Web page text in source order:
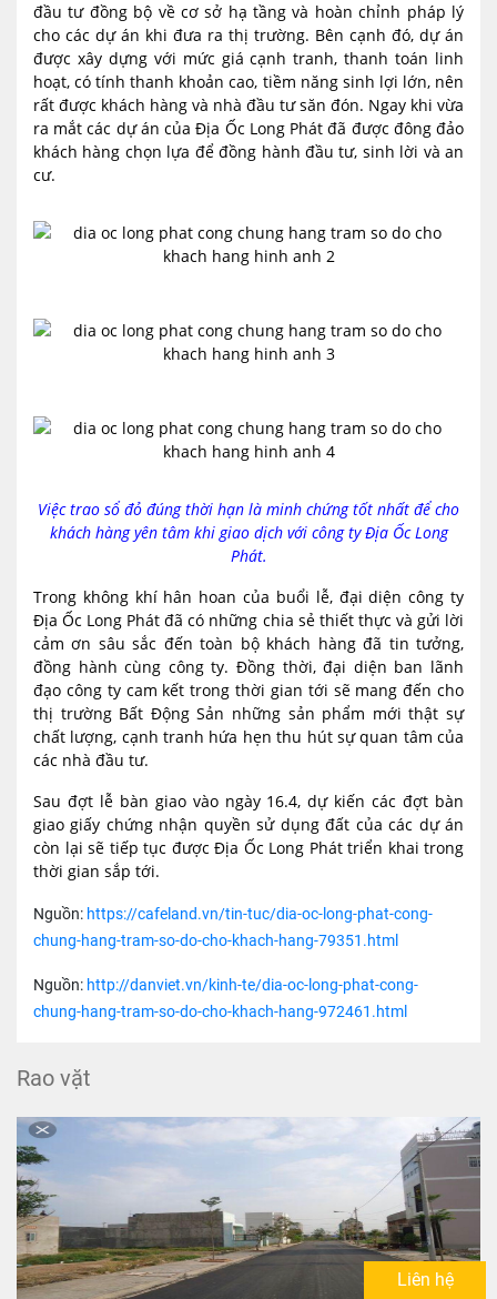
đầu tư đồng bộ về cơ sở hạ tầng và hoàn chỉnh pháp lý
cho các dự án khi đưa ra thị trường. Bên cạnh đó, dự án
được xây dựng với mức giá cạnh tranh, thanh toán linh
hoạt, có tính thanh khoản cao, tiềm năng sinh lợi lớn, nên
rất được khách hàng và nhà đầu tư săn đón. Ngay khi vừa
ra mắt các dự án của Địa Ốc Long Phát đã được đông đảo
khách hàng chọn lựa để đồng hành đầu tư, sinh lời và an
cư.
Việc trao sổ đỏ đúng thời hạn là minh chứng tốt nhất để cho
khách hàng yên tâm khi giao dịch với công ty Địa Ốc Long
Phát.
Trong không khí hân hoan của buổi lễ, đại diện công ty
Địa Ốc Long Phát đã có những chia sẻ thiết thực và gửi lời
cảm ơn sâu sắc đến toàn bộ khách hàng đã tin tưởng,
đồng hành cùng công ty. Đồng thời, đại diện ban lãnh
đạo công ty cam kết trong thời gian tới sẽ mang đến cho
thị trường Bất Động Sản những sản phẩm mới thật sự
chất lượng, cạnh tranh hứa hẹn thu hút sự quan tâm của
các nhà đầu tư.
Sau đợt lễ bàn giao vào ngày 16.4, dự kiến các đợt bàn
giao giấy chứng nhận quyền sử dụng đất của các dự án
còn lại sẽ tiếp tục được Địa Ốc Long Phát triển khai trong
thời gian sắp tới.
Nguồn: https://cafeland.vn/tin-tuc/dia-oc-long-phat-cong-
chung-hang-tram-so-do-cho-khach-hang-79351.html
Nguồn: http://danviet.vn/kinh-te/dia-oc-long-phat-cong-
chung-hang-tram-so-do-cho-khach-hang-972461.html
Rao vặt
Liên hệ